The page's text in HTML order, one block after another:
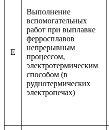
E
Выполнение
вспомогательных
работ при выплавке
ферросплавов
непрерывным
процессом,
электротермическим
способом (в
руднотермических
электропечах)